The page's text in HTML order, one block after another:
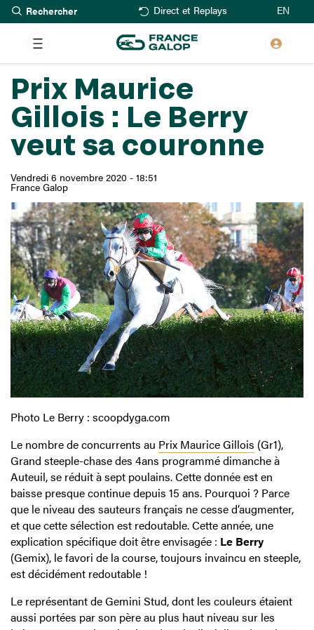
Aller
au
contenu
principal
Rechercher Direct et Replays EN
Prix Maurice
Gillois : Le Berry
veut sa couronne
Vendredi 6 novembre 2020 - 18:51
France Galop
Photo Le Berry : scoopdyga.com
Le nombre de concurrents au Prix Maurice Gillois (Gr1),
Grand steeple-chase des 4ans programmé dimanche à
Auteuil, se réduit à sept poulains. Cette donnée est en
baisse presque continue depuis 15 ans. Pourquoi ? Parce
que le niveau des sauteurs français ne cesse d’augmenter,
et que cette sélection est redoutable. Cette année, une
explication spécifique doit être envisagée : Le Berry
(Gemix), le favori de la course, toujours invaincu en steeple,
est décidément redoutable !
Le représentant de Gemini Stud, dont les couleurs étaient
aussi portées par son père au plus haut niveau sur les